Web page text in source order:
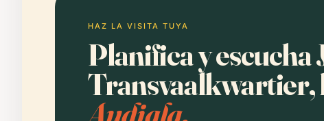
HAZ LA VISITA TUYA
Planifica y
Transvaalkwartier,
Audiala.